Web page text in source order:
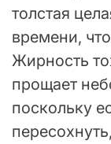
толстая
времени,
Жирность
прощает
поскольку